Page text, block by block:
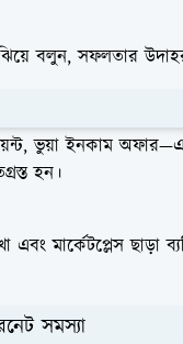
বলুন, সফলতার
ভুয়া ইনকাম
হন।
এবং মার্কেটপ্লেস ছাড়া
সমস্যা